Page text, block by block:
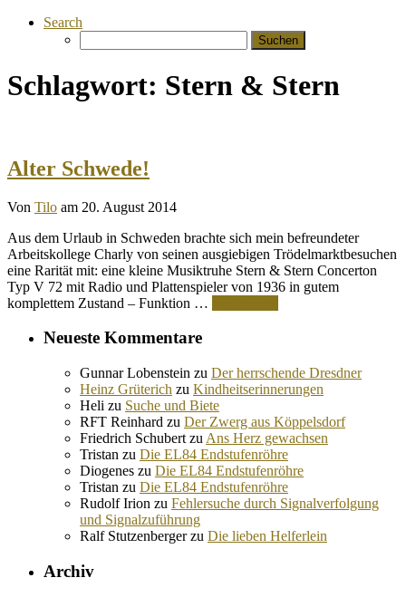
Search
nach:
Schlagwort: Stern & Stern
Alter Schwede!
Von Tilo am 20. August 2014
Aus dem Urlaub in Schweden brachte sich mein befreundeter
Arbeitskollege Charly von seinen ausgiebigen Trödelmarktbesuchen
eine Rarität mit: eine kleine Musiktruhe Stern & Stern Concerton
Typ V 72 mit Radio und Plattenspieler von 1936 in gutem
komplettem Zustand – Funktion …
Neueste Kommentare
Gunnar Lobenstein zu Der herrschende Dresdner
Heinz Grüterich zu Kindheitserinnerungen
Heli zu Suche und Biete
RFT Reinhard zu Der Zwerg aus Köppelsdorf
Friedrich Schubert zu Ans Herz gewachsen
Tristan zu Die EL84 Endstufenröhre
Diogenes zu Die EL84 Endstufenröhre
Tristan zu Die EL84 Endstufenröhre
Rudolf Irion zu Fehlersuche durch Signalverfolgung
und Signalzuführung
Ralf Stutzenbergerzu Die lieben Helferlein
Archiv